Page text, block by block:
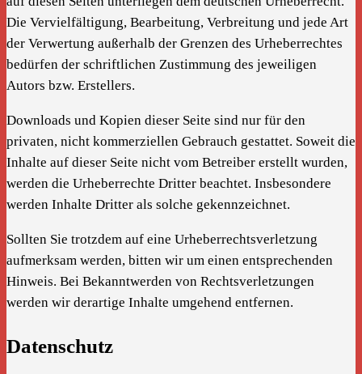
Die Vervielfältigung, Bearbeitung, Verbreitung und jede Art
der Verwertung außerhalb der Grenzen des Urheberrechtes
bedürfen der schriftlichen Zustimmung des jeweiligen
Autors bzw. Erstellers.
Downloads und Kopien dieser Seite sind nur für den
privaten, nicht kommerziellen Gebrauch gestattet. Soweit die
Inhalte auf dieser Seite nicht vom Betreiber erstellt wurden,
werden die Urheberrechte Dritter beachtet. Insbesondere
werden Inhalte Dritter als solche gekennzeichnet.
Sollten Sie trotzdem auf eine Urheberrechtsverletzung
aufmerksam werden, bitten wir um einen entsprechenden
Hinweis. Bei Bekanntwerden von Rechtsverletzungen
werden wir derartige Inhalte umgehend entfernen.
Datenschutz